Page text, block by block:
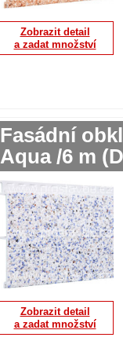
Zobrazit detail
a zadat množství
Fasádní
Aqua /6 m
Zobrazit detail
a zadat množství